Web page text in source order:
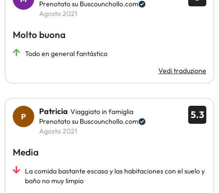
Prenotato su Buscounchollo.com
Agosto 2021
Molto buona
Todo en general fantástico
Vedi traduzione
5.3
Patricia Viaggiato in famiglia
Prenotato su Buscounchollo.com
Agosto 2021
Media
La comida bastante escasa y las habitaciones con el suelo y
baño no muy limpio